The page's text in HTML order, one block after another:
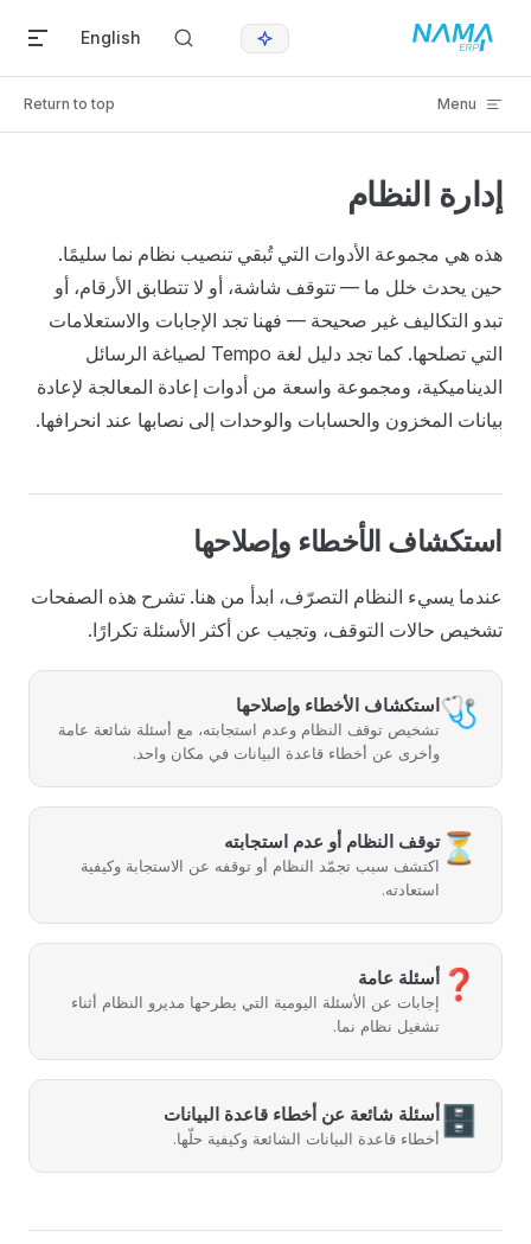
Skip to content
English
Menu
Return to top
إدارة النظام
هذه هي مجموعة الأدوات التي تُبقي تنصيب نظام نما سليمًا.
حين يحدث خلل ما — تتوقف شاشة، أو لا تتطابق الأرقام، أو
تبدو التكاليف غير صحيحة — فهنا تجد الإجابات والاستعلامات
التي تصلحها. كما تجد دليل لغة Tempo لصياغة الرسائل
الديناميكية، ومجموعة واسعة من أدوات إعادة المعالجة لإعادة
بيانات المخزون والحسابات والوحدات إلى نصابها عند انحرافها.
استكشاف الأخطاء وإصلاحها
عندما يسيء النظام التصرّف، ابدأ من هنا. تشرح هذه الصفحات
تشخيص حالات التوقف، وتجيب عن أكثر الأسئلة تكرارًا.
🩺استكشاف الأخطاء وإصلاحها
تشخيص توقف النظام وعدم استجابته، مع أسئلة شائعة عامة
وأخرى عن أخطاء قاعدة البيانات في مكان واحد.
⏳توقف النظام أو عدم استجابته
اكتشف سبب تجمّد النظام أو توقفه عن الاستجابة وكيفية
استعادته.
❓ أسئلة عامة
إجابات عن الأسئلة اليومية التي يطرحها مديرو النظام أثناء
تشغيل نظام نما.
🗄️ أسئلة شائعة عن أخطاء قاعدة البيانات
أخطاء قاعدة البيانات الشائعة وكيفية حلّها.